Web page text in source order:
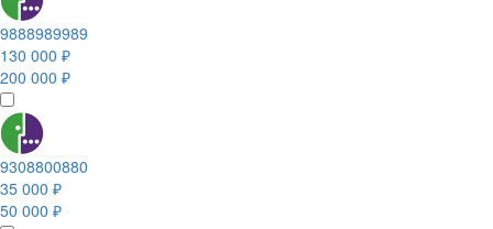
9888989989
130 000 ₽
200 000 ₽
9308800880
35 000 ₽
50 000 ₽